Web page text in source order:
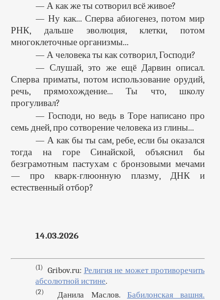
— А как же ты сотворил всё живое?
— Ну как... Сперва абиогенез, потом мир
РНК, дальше эволюция, клетки, потом
многоклеточные организмы...
— А человека ты как сотворил, Господи?
— Слушай, это же ещё Дарвин описал.
Сперва приматы, потом использование орудий,
речь, прямохождение... Ты что, школу
прогуливал?
— Господи, но ведь в Торе написано про
семь дней, про сотворение человека из глины...
— А как бы ты сам, ребе, если бы оказался
тогда на горе Синайской, объяснил бы
безграмотным пастухам с бронзовыми мечами
— про кварк-глюонную плазму, ДНК и
естественный отбор?
14.03.2026
(1) Gribov.ru: Религия не может противоречить
абсолютной истине.
(2) Данила Маслов. Бабилонская вашня.